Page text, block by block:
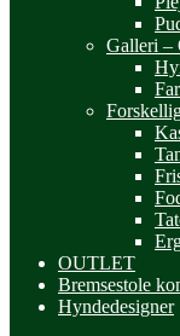
Galleri –
OUTLET
Bremsestole
Hyndedesigner